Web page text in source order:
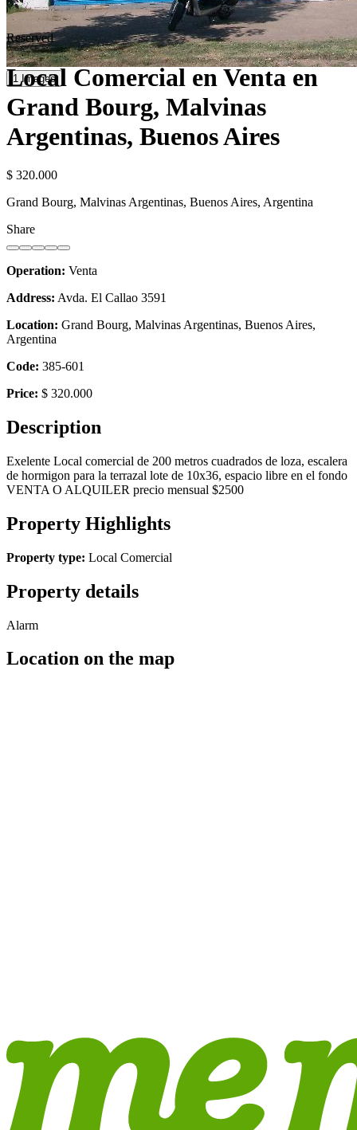
1 Images
Reserved
Local Comercial en Venta en
Grand Bourg, Malvinas
Argentinas, Buenos Aires
$ 320.000
Grand Bourg, Malvinas Argentinas, Buenos Aires, Argentina
Share
Operation: Venta
Address: Avda. El Callao 3591
Location: Grand Bourg, Malvinas Argentinas, Buenos Aires,
Argentina
Code: 385-601
Price: $ 320.000
Description
Exelente Local comercial de 200 metros cuadrados de loza, escalera
de hormigon para la terrazal lote de 10x36, espacio libre en el fondo
VENTA O ALQUILER precio mensual $2500
Property Highlights
Property type: Local Comercial
Property details
Alarm
Location on the map